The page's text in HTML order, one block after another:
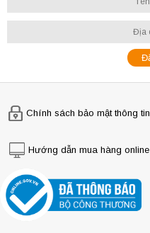
Chính sách bảo mật thông tin
Hướng dẫn mua hàng online